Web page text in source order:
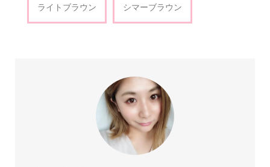
ライトブラウン シマーブラウン